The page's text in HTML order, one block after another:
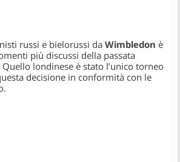
russi e bielorussi daWimbledonè
più discussi della passata
londinese è stato l’unico torneo
decisione in conformità con le